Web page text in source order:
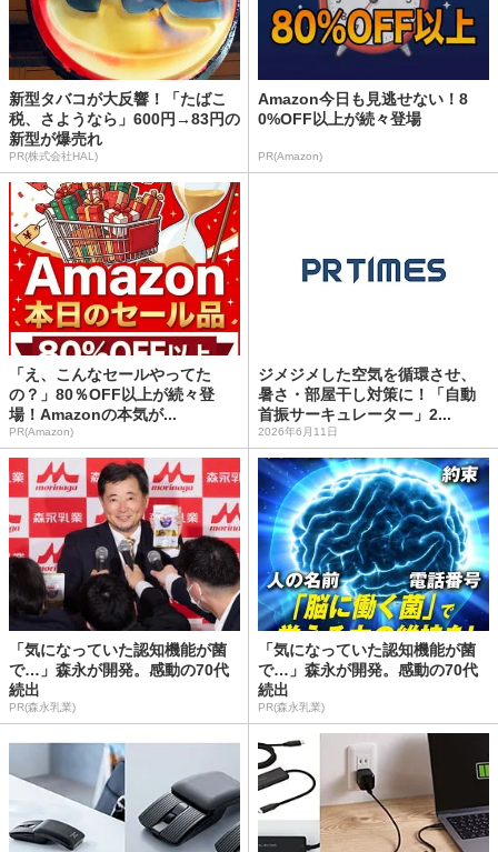
新型タバコが大反響！「たばこ
税、さようなら」600円→83円の
新型が爆売れ
PR(株式会社HAL)
Amazon今日も見逃せない！8
0%OFF以上が続々登場
PR(Amazon)
「え、こんなセールやってた
の？」80％OFF以上が続々登
場！Amazonの本気が...
PR(Amazon)
ジメジメした空気を循環させ、
暑さ・部屋干し対策に！「自動
首振サーキュレーター」2...
2026年6月11日
「気になっていた認知機能が菌
で…」森永が開発。感動の70代
続出
PR(森永乳業)
「気になっていた認知機能が菌
で…」森永が開発。感動の70代
続出
PR(森永乳業)